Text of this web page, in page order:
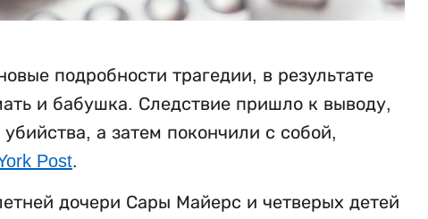
подробности трагедии, в результате
и бабушка. Следствие пришло к выводу,
а затем покончили с собой,
Post.
дочери Сары Майерс и четверых детей